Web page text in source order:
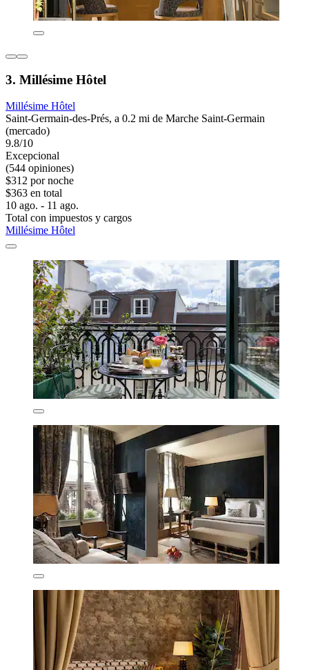
3. Millésime Hôtel
Millésime Hôtel
Saint-Germain-des-Prés, a 0.2 mi de Marche Saint-Germain
(mercado)
9.8/10
Excepcional
(544 opiniones)
$312 por noche
$363 en total
10 ago. - 11 ago.
Total con impuestos y cargos
Millésime Hôtel